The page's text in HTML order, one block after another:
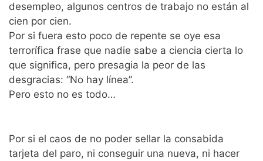
desempleo, algunos centros de trabajo no están al
cien por cien.
Por si fuera esto poco de repente se oye esa
terrorífica frase que nadie sabe a ciencia cierta lo
que significa, pero presagia la peor de las
desgracias: “No hay línea”.
Pero esto no es todo…
Por si el caos de no poder sellar la consabida
tarjeta del paro, ni conseguir una nueva, ni hacer